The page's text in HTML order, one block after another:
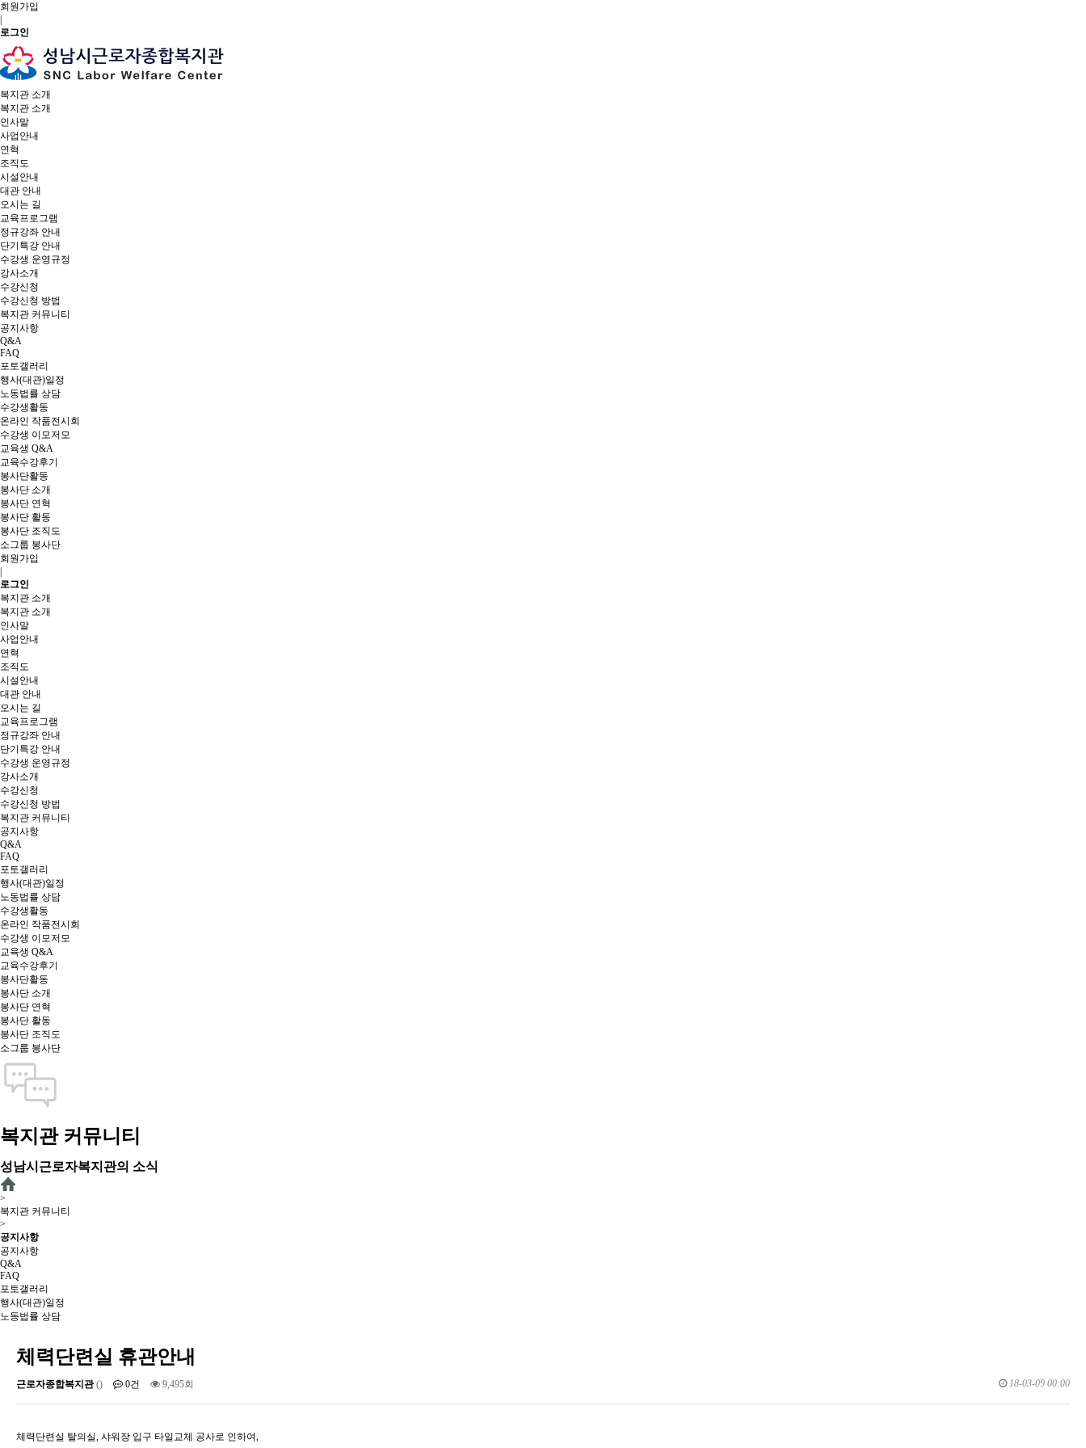
회원가입
로그인
복지관 소개
복지관 소개
인사말
사업안내
연혁
조직도
시설안내
대관 안내
오시는 길
교육프로그램
정규강좌 안내
단기특강 안내
수강생 운영규정
강사소개
수강신청
수강신청 방법
복지관 커뮤니티
공지사항
Q&A
FAQ
포토갤러리
행사(대관)일정
노동법률 상담
수강생활동
온라인 작품전시회
수강생 이모저모
교육생 Q&A
교육수강후기
봉사단활동
봉사단 소개
봉사단 연혁
봉사단 활동
봉사단 조직도
소그룹 봉사단
회원가입
로그인
복지관 소개
복지관 소개
인사말
사업안내
연혁
조직도
시설안내
대관 안내
오시는 길
교육프로그램
정규강좌 안내
단기특강 안내
수강생 운영규정
강사소개
수강신청
수강신청 방법
복지관 커뮤니티
공지사항
Q&A
FAQ
포토갤러리
행사(대관)일정
노동법률 상담
수강생활동
온라인 작품전시회
수강생 이모저모
교육생 Q&A
교육수강후기
봉사단활동
봉사단 소개
봉사단 연혁
봉사단 활동
봉사단 조직도
소그룹 봉사단
복지관 커뮤니티
성남시근로자복지관의 소식
>
복지관 커뮤니티
>
공지사항
공지사항
Q&A
FAQ
포토갤러리
행사(대관)일정
노동법률 상담
체력단련실 휴관안내
근로자종합복지관() 0건 9,495회 18-03-09 00:00
체력단련실 탈의실, 샤워장 입구 타일교체 공사로 인하여,